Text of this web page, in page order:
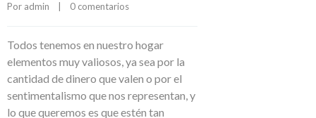
Por admin 0 comentarios
Todos tenemos en nuestro hogar
elementos muy valiosos, ya sea por la
cantidad de dinero que valen o por el
sentimentalismo que nos representan, y
lo que queremos es que estén tan